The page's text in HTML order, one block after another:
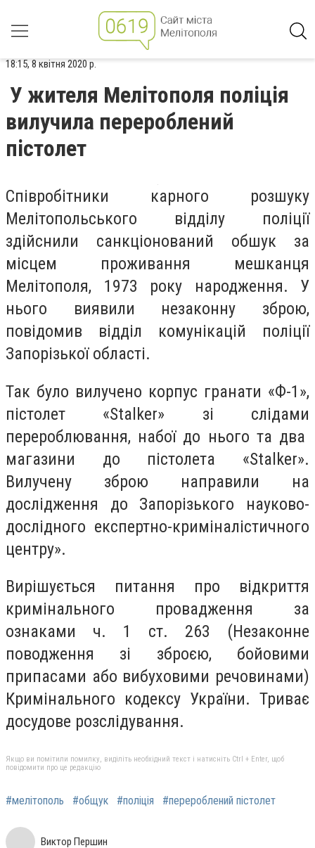
18:15, 8 квітня 2020 р.
У жителя Мелітополя поліція
вилучила перероблений
пістолет
Співробітники карного розшуку
Мелітопольського відділу поліції
здійснили санкціонований обшук за
місцем проживання мешканця
Мелітополя, 1973 року народження. У
нього виявили незаконну зброю,
повідомив відділ комунікацій поліції
Запорізької області.
Так було вилучено корпус гранати «Ф-1»,
пістолет «Stalker» зі слідами
перероблювання, набої до нього та два
магазини до пістолета «Stalker».
Вилучену зброю направили на
дослідження до Запорізького науково-
дослідного експертно-криміналістичного
центру».
Вирішується питання про відкриття
кримінального провадження за
ознаками ч. 1 ст. 263 (Незаконне
поводження зі зброєю, бойовими
припасами або вибуховими речовинами)
Кримінального кодексу України. Триває
досудове розслідування.
Якщо ви помітили помилку, виділіть необхідний текст і натисніть Ctrl + Enter, щоб
повідомити про це редакцію
#мелітополь #общук #поліція #перероблений пістолет
Виктор Першин